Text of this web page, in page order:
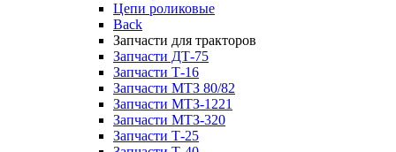
Цепи роликовые
Back
Запчасти для тракторов
Запчасти ДТ-75
Запчасти Т-16
Запчасти МТЗ 80/82
Запчасти МТЗ-1221
Запчасти МТЗ-320
Запчасти Т-25